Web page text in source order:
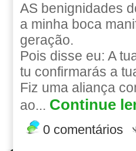
AS benignidades
a minha boca
geração.
Pois disse eu: A
tu confirmarás a
Fiz uma aliança
ao... Continue
0 comentários